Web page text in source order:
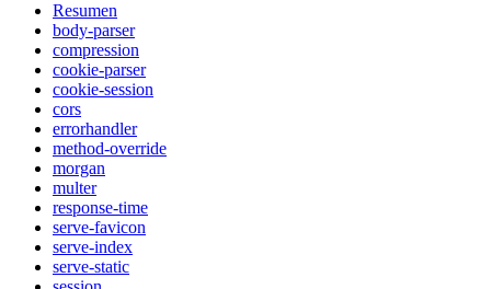
Resumen
body-parser
compression
cookie-parser
cookie-session
cors
errorhandler
method-override
morgan
multer
response-time
serve-favicon
serve-index
serve-static